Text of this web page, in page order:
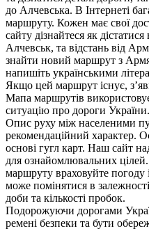
до Алчевська. В Інтернеті
маршруту. Кожен має свої
сайту дізнайтеся як
Алчевськ, та відстань від
знайти новий маршрут з
напишіть українськими
Якщо цей маршрут існує,
Мапа маршрутів
ситуацію про дороги України.
Опис руху між населеними
рекомендаційний характер.
основі гугл карт. Наш сайт
для ознайомлювальних
маршруту враховуйте погоду
може помінятися в
доби та кількості пробок.
Подорожуючи дорогами
ремені безпеки та бути